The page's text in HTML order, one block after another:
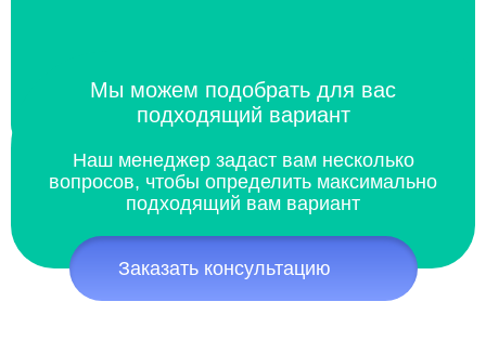
Мы можем подобрать для вас
подходящий вариант
Наш менеджер задаст вам несколько
вопросов, чтобы определить максимально
подходящий вам вариант
Заказать консультацию